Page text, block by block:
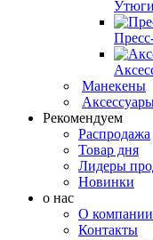
Утюги
Манекены
Рекомендуем
Распродажа
Товар дня
Лидеры
Новинки
о нас
О компании
Контакты